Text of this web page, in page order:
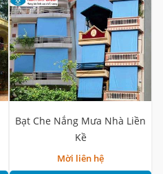
Bạt Che Nắng Mưa Nhà Liền
Kề
Mời liên hệ